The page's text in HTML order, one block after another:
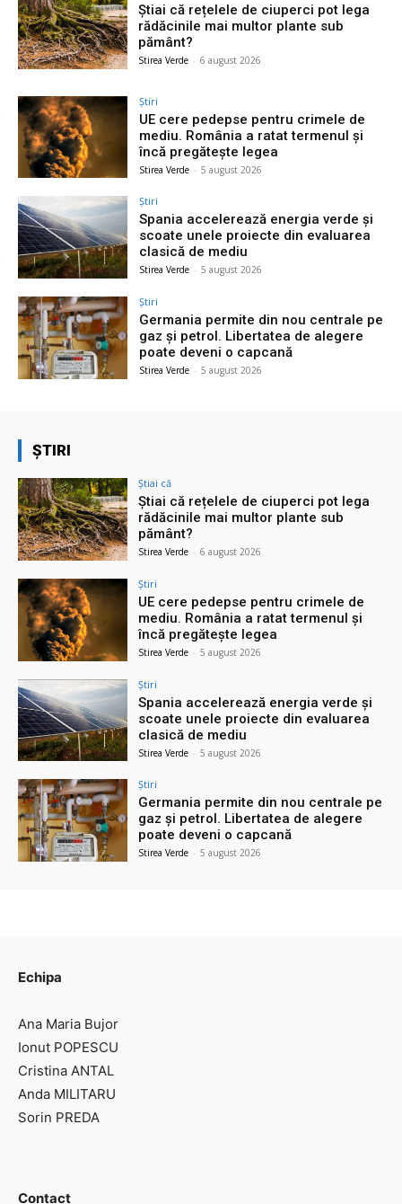
Știai că rețelele de ciuperci pot lega
rădăcinile mai multor plante sub
pământ?
Stirea Verde - 6 august 2026
Știri
UE cere pedepse pentru crimele de
mediu. România a ratat termenul și
încă pregătește legea
Stirea Verde - 5 august 2026
Știri
Spania accelerează energia verde și
scoate unele proiecte din evaluarea
clasică de mediu
Stirea Verde - 5 august 2026
Știri
Germania permite din nou centrale pe
gaz și petrol. Libertatea de alegere
poate deveni o capcană
Stirea Verde - 5 august 2026
ȘTIRI
Știai că
Știai că rețelele de ciuperci pot lega
rădăcinile mai multor plante sub
pământ?
Stirea Verde - 6 august 2026
Știri
UE cere pedepse pentru crimele de
mediu. România a ratat termenul și
încă pregătește legea
Stirea Verde - 5 august 2026
Știri
Spania accelerează energia verde și
scoate unele proiecte din evaluarea
clasică de mediu
Stirea Verde - 5 august 2026
Știri
Germania permite din nou centrale pe
gaz și petrol. Libertatea de alegere
poate deveni o capcană
Stirea Verde - 5 august 2026
Echipa
Ana Maria Bujor
Ionut POPESCU
Cristina ANTAL
Anda MILITARU
Sorin PREDA
Contact